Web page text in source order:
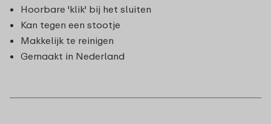
Hoorbare 'klik' bij het sluiten
Kan tegen een stootje
Makkelijk te reinigen
Gemaakt in Nederland